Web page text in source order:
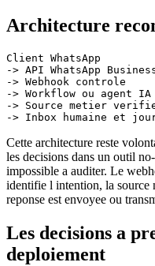
Architecture
Client WhatsApp
-> API WhatsApp
-> Webhook controle
-> Workflow ou agent IA
-> Source metier
Cette architecture reste
les decisions dans un outil
impossible a auditer. Le
identifie l intention, la source
reponse est envoyee ou
Les decisions a
deploiement